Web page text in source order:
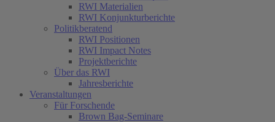
RWI Materialien
RWI Konjunkturberichte
Politikberatend
RWI Positionen
RWI Impact Notes
Projektberichte
Über das RWI
Jahresberichte
Veranstaltungen
Für Forschende
Brown Bag-Seminare